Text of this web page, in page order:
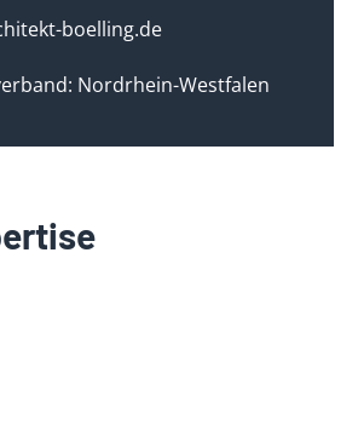
boelling.de
Nordrhein-Westfalen